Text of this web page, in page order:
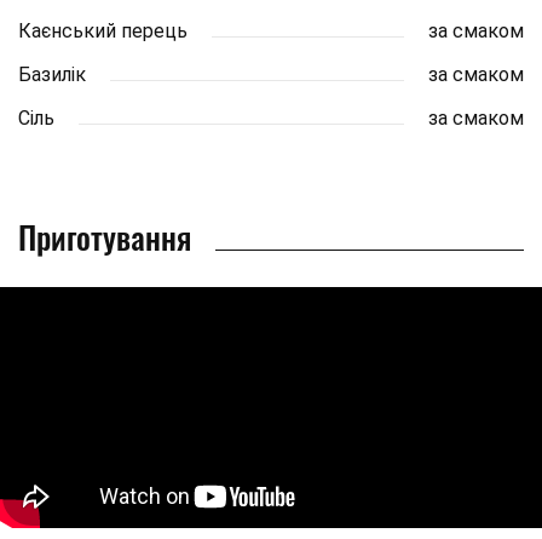
Каєнський перець
за смаком
Базилік
за смаком
Сіль
за смаком
Приготування